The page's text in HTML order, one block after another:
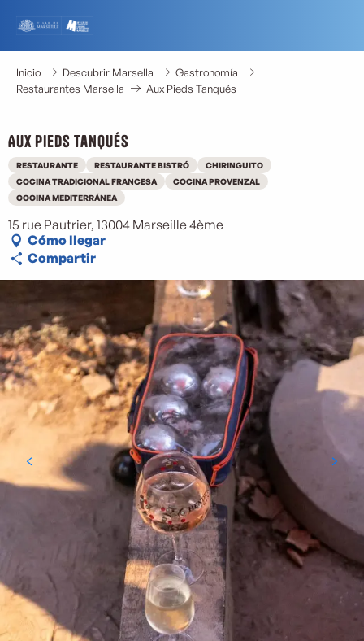
contenu
principal
Inicio Descubrir Marsella
Gastronomía
Restaurantes Marsella
Aux Pieds Tanqués
Aux Pieds Tanqués
RESTAURANTE RESTAURANTE BISTRÓ
CHIRINGUITO
COCINA TRADICIONAL FRANCESA
COCINA PROVENZAL
COCINA MEDITERRÁNEA
15 rue Pautrier, 13004 Marseille 4ème
Cómo llegar
Compartir